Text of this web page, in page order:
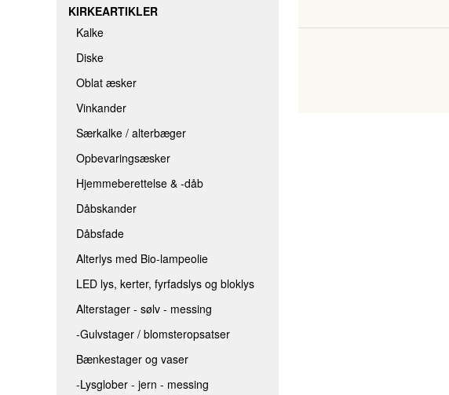
ALTERLYS MED BIO-LAMPEOLIE
-LYSGLOBER - JERN - MESSING
KIRKEKRONER OG LAMPETTER
JORDPÅKASTELSE KIRKEBØSSER LYSESLUKKER
KORS - RELIGIØSESMYKKER
KIRKEARTIKLER
Kalke
Diske
Oblat æsker
Vinkander
Særkalke / alterbæger
Opbevaringsæsker
Hjemmeberettelse & -dåb
Dåbskander
Dåbsfade
Alterlys med Bio-lampeolie
LED lys, kerter, fyrfadslys og bloklys
Alterstager - sølv - messing
-Gulvstager / blomsteropsatser
Bænkestager og vaser
-Lysglober - jern - messing